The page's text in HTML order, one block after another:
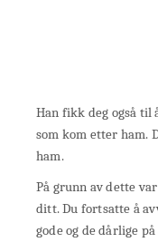
Han fikk deg også til
som kom etter ham.
ham.
På grunn av dette
ditt. Du fortsatte å
gode og de dårlige